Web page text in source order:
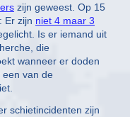
zijn geweest. Op 15
Er zijn niet 4 maar 3
Is er iemand uit
die
wanneer er doden
van de
schietincidenten zijn